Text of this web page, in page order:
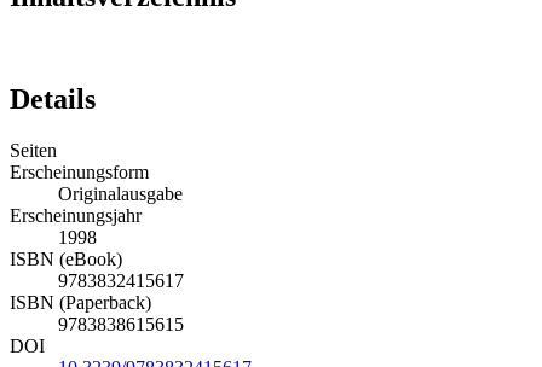
Seiten
Erscheinungsform
Originalausgabe
Erscheinungsjahr
1998
ISBN (eBook)
9783832415617
ISBN (Paperback)